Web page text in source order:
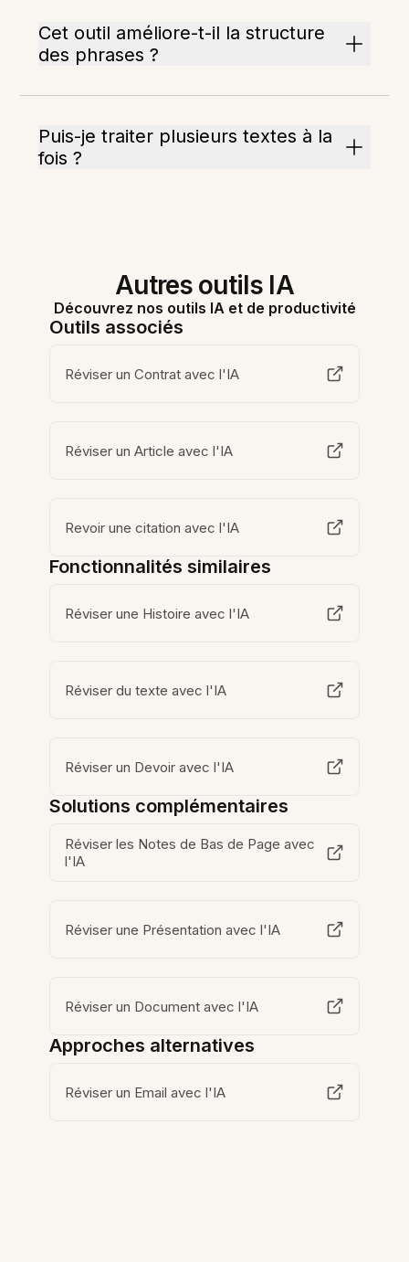
Cet outil améliore-t-il la structure
des phrases ?
Puis-je traiter plusieurs textes à la
fois ?
Autres outils IA
Découvrez nos outils IA et de productivité
Outils associés
Réviser un Contrat avec l'IA
Réviser un Article avec l'IA
Revoir une citation avec l'IA
Fonctionnalités similaires
Réviser une Histoire avec l'IA
Réviser du texte avec l'IA
Réviser un Devoir avec l'IA
Solutions complémentaires
Réviser les Notes de Bas de Page avec
l'IA
Réviser une Présentation avec l'IA
Réviser un Document avec l'IA
Approches alternatives
Réviser un Email avec l'IA